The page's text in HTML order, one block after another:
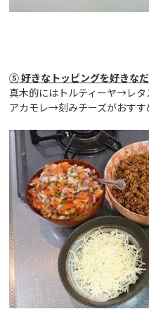
⑤ 好きなトッピングを好きな
真木的にはトルティーヤ→レ
アカモレ→刻みチーズがおすす